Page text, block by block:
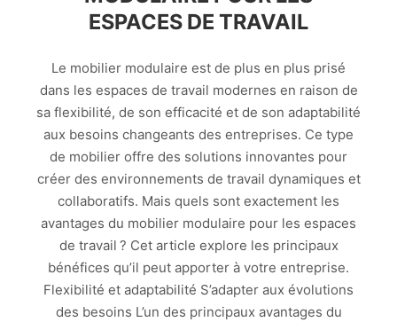
ESPACES DE TRAVAIL
Le mobilier modulaire est de plus en plus prisé
dans les espaces de travail modernes en raison de
sa flexibilité, de son efficacité et de son adaptabilité
aux besoins changeants des entreprises. Ce type
de mobilier offre des solutions innovantes pour
créer des environnements de travail dynamiques et
collaboratifs. Mais quels sont exactement les
avantages du mobilier modulaire pour les espaces
de travail ? Cet article explore les principaux
bénéfices qu’il peut apporter à votre entreprise.
Flexibilité et adaptabilité S’adapter aux évolutions
des besoins L’un des principaux avantages du